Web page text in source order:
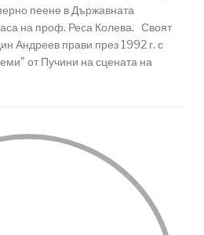
пеене в Държавната
на проф. Реса Колева. Своят
Андреев прави през 1992 г. с
от Пучини на сцената на